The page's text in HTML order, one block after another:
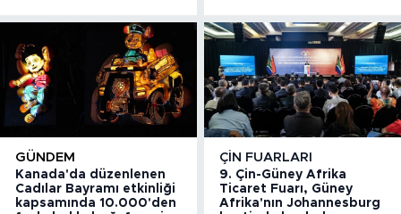
GÜNDEM
Kanada'da düzenlenen
Cadılar Bayramı etkinliği
kapsamında 10.000'den
ÇIN FUARLARI
9. Çin-Güney Afrika
Ticaret Fuarı, Güney
Afrika'nın Johannesburg